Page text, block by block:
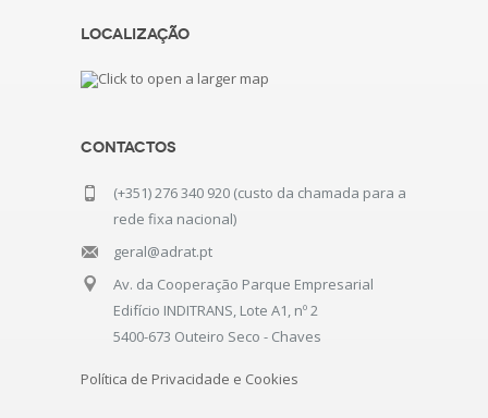
Localização
Contactos
(+351) 276 340 920 (custo da chamada para a
rede fixa nacional)
geral@adrat.pt
Av. da Cooperação Parque Empresarial
Edifício INDITRANS, Lote A1, nº 2
5400-673 Outeiro Seco - Chaves
Política de Privacidade e Cookies